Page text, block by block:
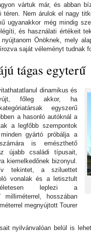
vártuk már, és abban
téren. Nem árulok el nagy
ugyanakkor még mindig
és használati értékeit
Önöknek, mely
saját véleményt tudnak
tágas egyterű
dinamikus és
főleg akkor, ha
egyszerű
a hasonló autóknál a
a legfőbb szempontok
gyártó próbálja a
is emészthető
újabb családi típusait,
kiemelkedőnek bizonyul.
tekintet, a sziluettet
vonalak és a letisztult
leplezi a
milliméterrel, hosszában
megnyújtott Tourer
nyilvánvalóan belül is